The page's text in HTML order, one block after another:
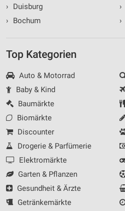
›
Duisburg
›
Bochum
›
›
Top Kategorien
Auto & Motorrad
Baby & Kind
Baumärkte
Biomärkte
Discounter
Drogerie & Parfümerie
Elektromärkte
Garten & Pflanzen
Gesundheit & Ärzte
Getränkemärkte